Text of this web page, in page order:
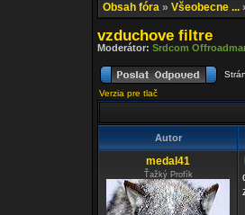
Obsah fóra » Všeobecne ...
vzduchove filtre
Moderátor: Srdcom
Verzia pre tlač
Autor
medal41
Ťažký Profík